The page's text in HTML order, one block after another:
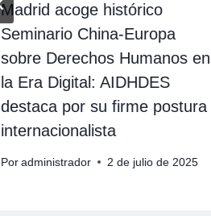
Madrid acoge histórico
Seminario China-Europa
sobre Derechos Humanos en
la Era Digital: AIDHDES
destaca por su firme postura
internacionalista
Por administrador 2 de julio de 2025